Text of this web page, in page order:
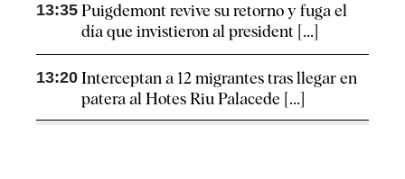
13:35 Puigdemont revive su retorno y fuga el
día que invistieron al president [...]
13:20 Interceptan a 12 migrantes tras llegar en
patera al Hotes Riu Palacede [...]